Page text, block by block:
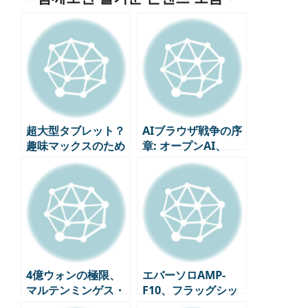
超大型タブレット？
趣味マックスのため
の「スタンバイミー
2」登場！
AIブラウザ戦争の序
章: オープンAI、
「チャットGPTアト
ラス」電撃公開
4億ウォンの極限、
マルテンミンゲス・
エバーソロAMP-
F10、フラッグシッ